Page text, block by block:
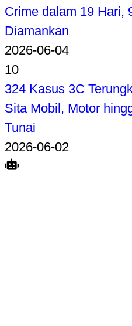
Crime dalam 19 Hari,
Diamankan
2026-06-04
10
324 Kasus 3C
Sita Mobil, Motor
Tunai
2026-06-02